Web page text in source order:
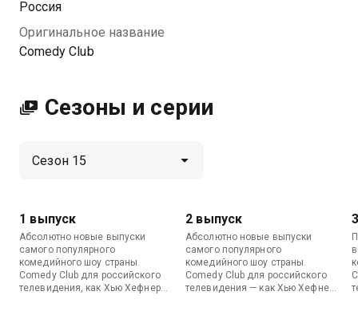
качестве на МетроТВ
Россия
Оригинальное название
Comedy Club
Сезоны и серии
1 выпуск
Абсолютно новые выпуски
самого популярного
комедийного шоу страны.
Comedy Club для российского
телевидения, как Хью Хефнер
2 выпуск
Абсолютно новые выпуски
самого популярного
комедийного шоу страны.
Comedy Club для российского
телевидения — как Хью Хефнер